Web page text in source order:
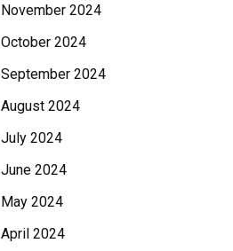
November 2024
October 2024
September 2024
August 2024
July 2024
June 2024
May 2024
April 2024